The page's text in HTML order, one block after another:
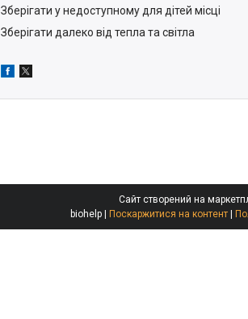
Зберігати у недоступному для дітей місці
Зберігати далеко від тепла та світла
Сайт створений на
biohelp | Поскаржитися на контент |